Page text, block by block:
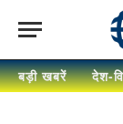
बड़ी खबरें देश-